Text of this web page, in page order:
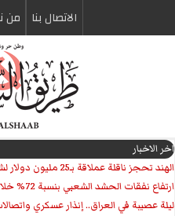
الاتصال بنا من
اخر الاخبار
الهند تحجز ناقلة عملاقة بـ25 مليون دولار لشراء النفط العراقي
ارتفاع نفقات الحشد الشعبي بنسبة 72% خلال ست سنوات
ليلة عصيبة في العراق.. إنذار عسكري